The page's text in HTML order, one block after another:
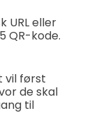
URL eller
QR-kode.
vil først
de skal
til